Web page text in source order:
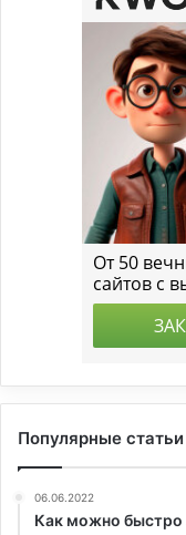
Популярные статьи
06.06.2022
Как можно быстро